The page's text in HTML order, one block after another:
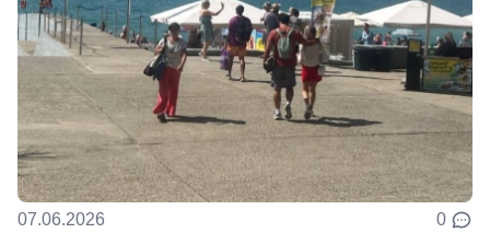
07.06.2026 0